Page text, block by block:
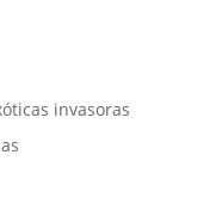
invasoras